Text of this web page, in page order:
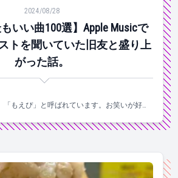
い曲100選】Apple Musicで同じプレ
2024/08/28
もいい曲100選】Apple Musicで
トを聞いていた旧友と盛り上
がった話。
「もえぴ」と呼ばれています。お笑いが好